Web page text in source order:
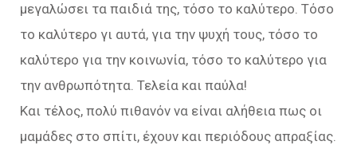
μεγαλώσει τα παιδιά της, τόσο το καλύτερο. Τόσο
το καλύτερο γι αυτά, για την ψυχή τους, τόσο το
καλύτερο για την κοινωνία, τόσο το καλύτερο για
την ανθρωπότητα. Τελεία και παύλα!
Και τέλος, πολύ πιθανόν να είναι αλήθεια πως οι
μαμάδες στο σπίτι, έχουν και περιόδους απραξίας.